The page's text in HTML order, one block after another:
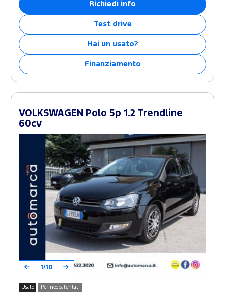
Richiedi info
Test drive
Hai un usato?
Finanziamento
VOLKSWAGEN Polo 5p 1.2 Trendline
60cv
1/10
Usato Per neopatentati